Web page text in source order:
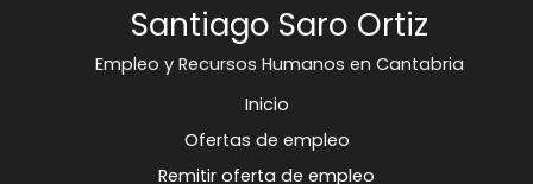
Santiago Saro Ortiz
Empleo y Recursos Humanos en Cantabria
Inicio
Ofertas de empleo
Remitir oferta de empleo